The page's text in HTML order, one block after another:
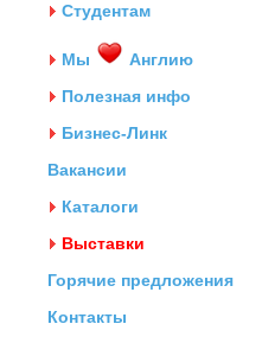
Студентам
Мы
Англию
Полезная инфо
Бизнес-Линк
Вакансии
Каталоги
Выставки
Горячие предложения
Контакты